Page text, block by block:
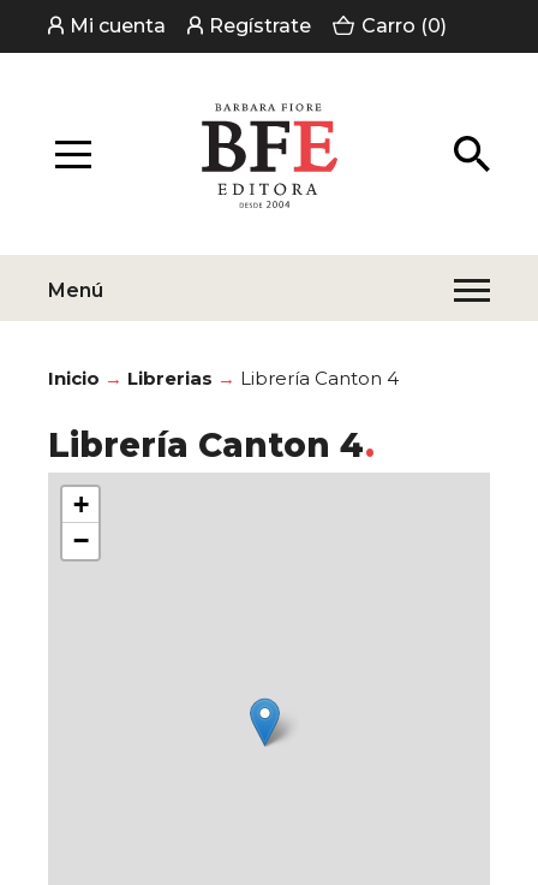
Mi cuenta Regístrate Carro (0)
Menú
Inicio Librerias Librería Canton 4
Librería Canton 4
+
−